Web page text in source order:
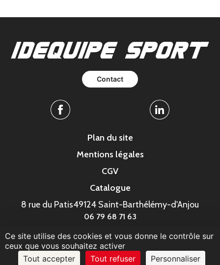
Contact
Facebook Linkedin
Plan du site
Mentions légales
CGV
Catalogue
8 rue du Patis49124 Saint-Barthélémy-d'Anjou
06 79 68 71 63
© MonaGraphic 2023
Ce site utilise des cookies et vous donne le contrôle sur
ceux que vous souhaitez activer
Tout accepter
Tout refuser Personnaliser